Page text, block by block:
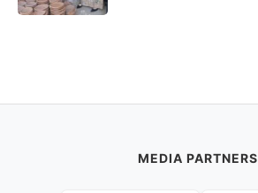
MEDIA PARTNERS